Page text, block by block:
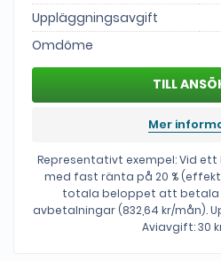
Uppläggningsavgift
Omdöme
Mer
Representativt exempel: Vid ett
med fast ränta på 20 %
totala beloppet att betala
avbetalningar (832,64 kr/mån).
Aviavgift: 30